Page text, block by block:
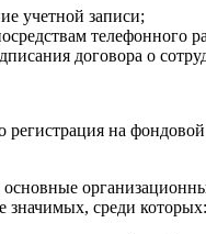
учетной записи;
телефонного
договора о
регистрация на
значимых, среди которых: